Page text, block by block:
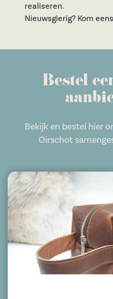
realiseren.
Nieuwsgierig? Kom eens op een 1e zondag van de
Bestel
Bekijk en bestel hier
Oirschot